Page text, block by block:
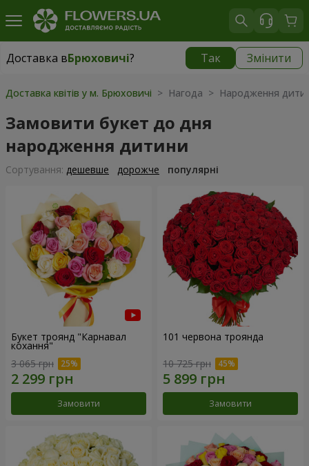
Доставка вБрюховичі? Так Змінити
Доставка вБрюховичі|
Доставка квітів у м. Брюховичі > Нагода > Народження
Замовити букет до дня
народження дитини
Сортування: дешевше дорожче популярні
Букет троянд "Карнавал
кохання"
3 065 грн
Замовити
101 червона троянда
10 725 грн
Замовити